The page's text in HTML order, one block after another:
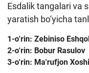
Esdalik tangalari va
yaratish bo‘yicha
1-o‘rin: Zebiniso
2-o‘rin: Bobur Rasulov
3-o‘rin: Ma'rufjon